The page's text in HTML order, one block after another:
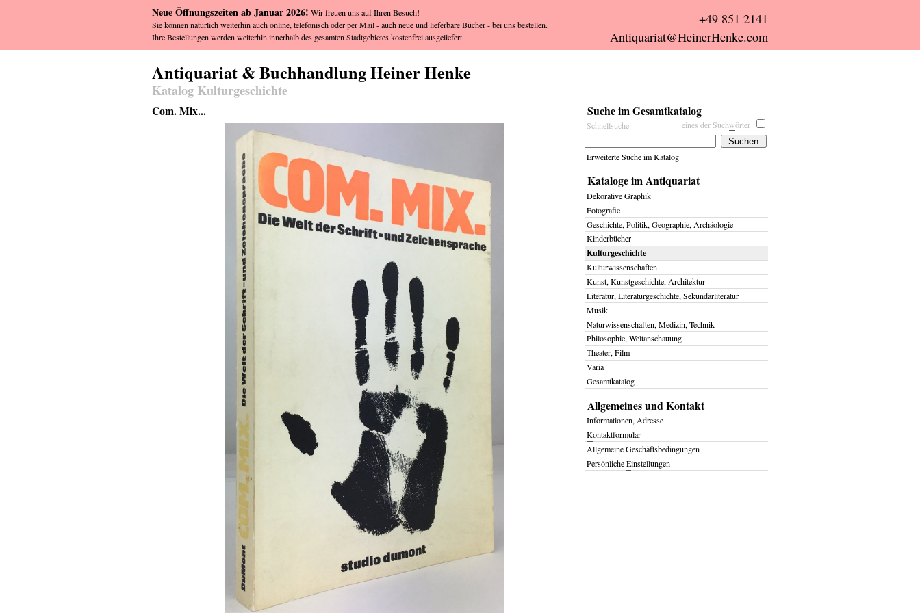
Antiquariat & Buchhandlung Heiner Henke
Katalog Kulturgeschichte
Com. Mix... Suche im Gesamtkatalog
eines der Suchwörter
Schnellsuche
Erweiterte Suche im Katalog
Kataloge im Antiquariat
Dekorative Graphik
Fotografie
Geschichte, Politik, Geographie, Archäologie
Kinderbücher
Kulturgeschichte
Kulturwissenschaften
Kunst, Kunstgeschichte, Architektur
Literatur, Literaturgeschichte, Sekundärliteratur
Musik
Naturwissenschaften, Medizin, Technik
Philosophie, Weltanschauung
Theater, Film
Varia
Gesamtkatalog
Allgemeines und Kontakt
Informationen, Adresse
Kontaktformular
AllgemeineGeschäftsbedingungen
PersönlicheEinstellungen
Neue Öffnungszeiten ab Januar 2026! Wir freuen uns auf Ihren Besuch!
Sie können natürlich weiterhin auch online, telefonisch oder per Mail - auch neue und lieferbare Bücher - bei uns bestellen.
Ihre Bestellungen werden weiterhin innerhalb des gesamten Stadtgebietes kostenfrei ausgeliefert.
+49 851 2141
Antiquariat@HeinerHenke.com